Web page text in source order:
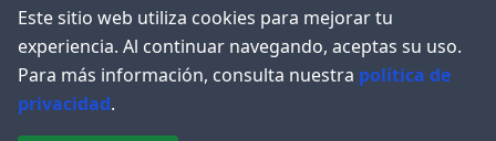
Este sitio web utiliza cookies para mejorar tu
experiencia. Al continuar navegando, aceptas su uso.
Para más información, consulta nuestra política de
privacidad.